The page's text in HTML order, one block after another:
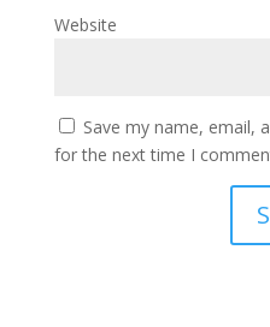
Website
Save my name, email,
for the next time I